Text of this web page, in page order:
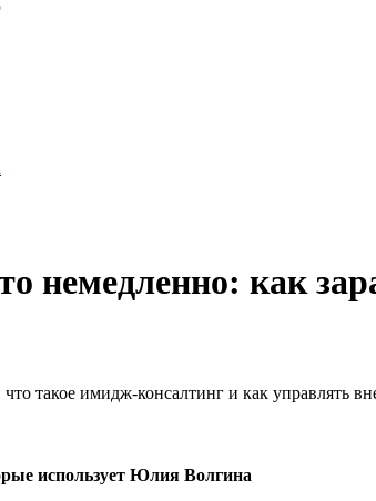
немедленно: как
такое имидж-консалтинг и как управлять
использует Юлия Волгина